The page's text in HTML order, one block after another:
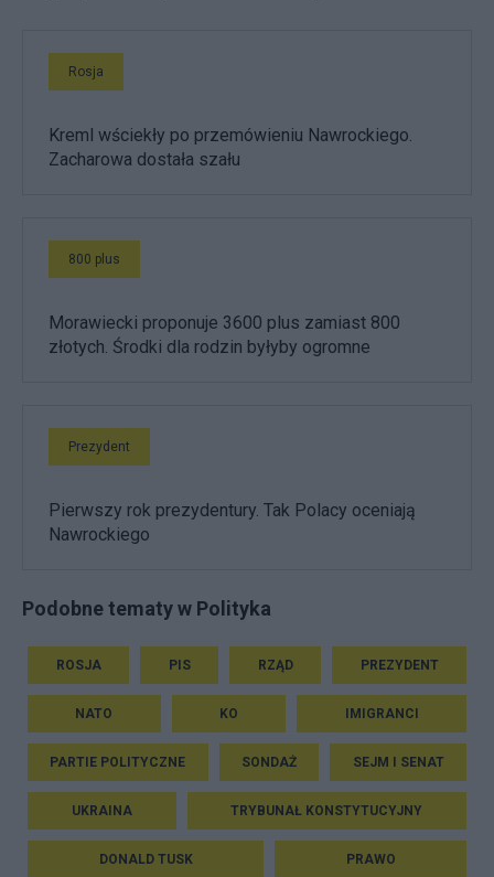
Rosja
Kreml wściekły po przemówieniu Nawrockiego.
Zacharowa dostała szału
800 plus
Morawiecki proponuje 3600 plus zamiast 800
złotych. Środki dla rodzin byłyby ogromne
Prezydent
Pierwszy rok prezydentury. Tak Polacy oceniają
Nawrockiego
Podobne tematy w Polityka
ROSJA PIS RZĄD PREZYDENT
NATO KO IMIGRANCI
PARTIE POLITYCZNE SONDAŻ SEJM I SENAT
UKRAINA TRYBUNAŁ KONSTYTUCYJNY
DONALD TUSK PRAWO